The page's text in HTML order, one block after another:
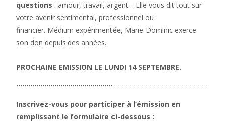
questions : amour, travail, argent… Elle vous dit tout sur
votre avenir sentimental, professionnel ou
financier. Médium expérimentée, Marie-Dominic exerce
son don depuis des années.
PROCHAINE EMISSION LE LUNDI 14 SEPTEMBRE.
Inscrivez-vous pour participer à l’émission en
remplissant le formulaire ci-dessous :